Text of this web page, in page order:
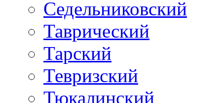
Седельниковский
Таврический
Тарский
Тевризский
Тюкалинский